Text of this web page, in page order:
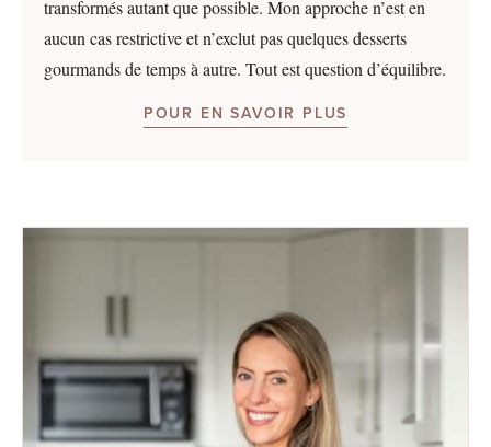
transformés autant que possible. Mon approche n’est en
aucun cas restrictive et n’exclut pas quelques desserts
gourmands de temps à autre. Tout est question d’équilibre.
POUR EN SAVOIR PLUS